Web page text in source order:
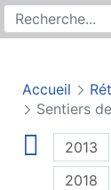
Rechercher
Accueil
Sentiers
2013
2018